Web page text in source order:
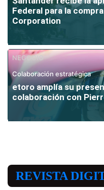
Federal para la
Corporation
NEGOCIO
Colaboración estratégica
etoro amplía su
colaboración con
REVISTA